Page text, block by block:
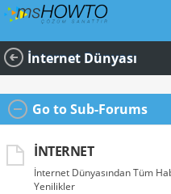
İnternet Dünyası
Go to Sub-Forums
İNTERNET
İnternet Dünyasından Tüm
Yenilikler